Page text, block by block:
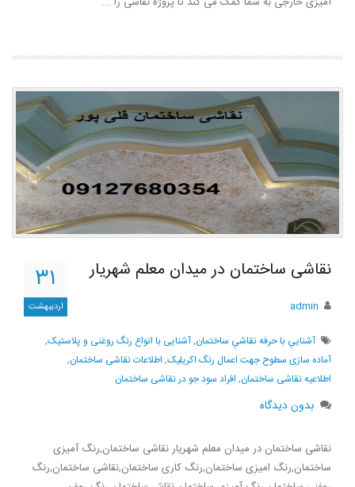
۳۱
اردیبهشت
نقاشی ساختمان در میدان معلم شهریار
admin
آشنايي با حرفه نقاشي ساختمان,آشنایی با انواع رنگ روغنی و پلاستیک,
آماده سازی سطوح جهت اعمال رنگ اکریلیک, اطلاعات نقاشی ساختمان,
اطلاعیه نقاشی ساختمان, افراد سود جو در نقاشی ساختمان
بدون دیدگاه
نقاشی ساختمان در میدان معلم شهریار نقاشی ساختمان,رنگ آمیزی
ساختمان,رنگ امیزی ساختمان,رنگ کاری ساختمان,نقاشی ساختمان,رنگ